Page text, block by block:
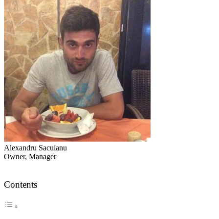
Alexandru Sacuianu
Owner, Manager
Contents